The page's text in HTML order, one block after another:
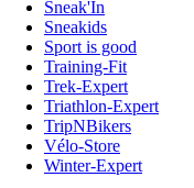
Sneak'In
Sneakids
Sport is good
Training-Fit
Trek-Expert
Triathlon-Expert
TripNBikers
Vélo-Store
Winter-Expert